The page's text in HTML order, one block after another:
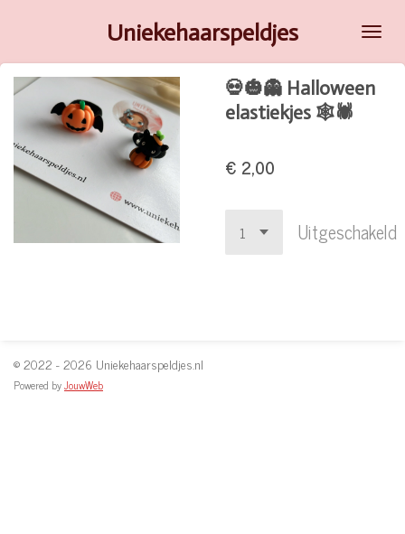
naar
de
hoofdinhoud
Uniekehaarspeldjes
💀🎃👻 Halloween
elastiekjes 🕸️🕷️
€ 2,00
Uitgeschakeld
© 2022 - 2026 Uniekehaarspeldjes.nl
Powered byJouwWeb